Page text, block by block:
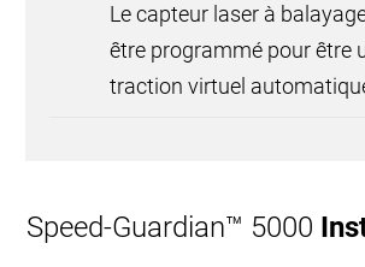
Le capteur laser à
être programmé pour être
traction virtuel
Speed-Guardian™ 5000